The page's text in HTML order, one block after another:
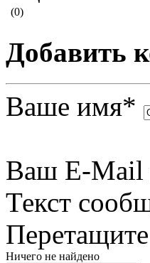
(0)
Добавить
Ваше имя*
Ваш E-Mail
Текст
Ничего не найдено